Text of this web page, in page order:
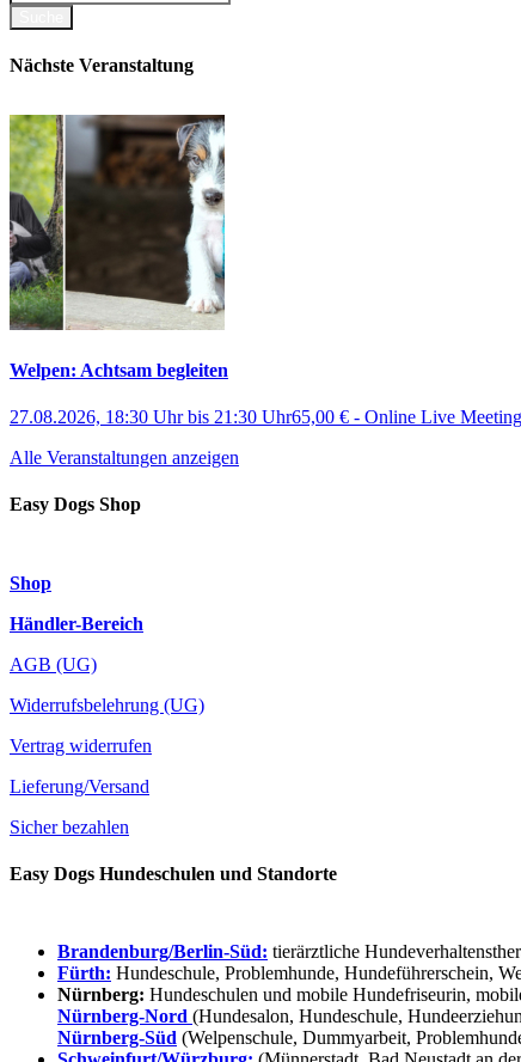
Nächste Veranstaltung
Welpen: Achtsam begleiten
27.08.2026, 18:30 Uhrbis 21:30 Uhr65,00 € - Online Live Meeting
Alle Veranstaltungen anzeigen
Easy Dogs Shop
Shop
Händler-Bereich
AGB (UG)
Widerrufsbelehrung (UG)
Vertrag widerrufen
Lieferung/Versand
Sicher bezahlen
Easy Dogs Hundeschulen und Standorte
Brandenburg/Berlin-Süd: tierärztliche
Fürth: Hundeschule, Problemhunde, Hundeführerschein,
Nürnberg: Hundeschulen und mobile Hundefriseurin,
Nürnberg-Nord (Hundesalon, Hundeschule,
Nürnberg-Süd (Welpenschule, Dummyarbeit,